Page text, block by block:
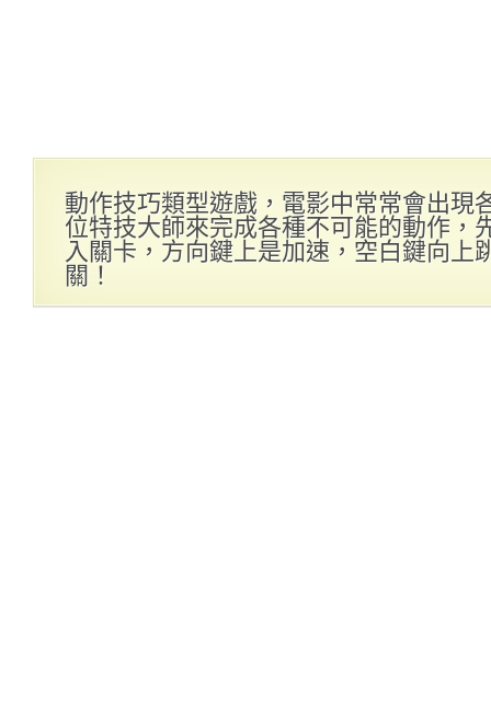
動作技巧類型遊戲，電影中常常會出現
位特技大師來完成各種不可能的動作，
入關卡，方向鍵上是加速，空白鍵向上
關！